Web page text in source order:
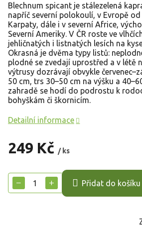
249 Kč / ks
cena:
+
− Přidat do košíku
Blechnum spicant je stálezelená
napříč severní polokoulí, v Evropě
Karpaty, dále i v severní Africe,
Severní Ameriky. V ČR roste ve
jehličnatých i listnatých lesích na
Okrasná je dvěma typy listů:
plodné se zvedají uprostřed a v létě
výtrusy dozrávají obvykle
50 cm, trs 30–50 cm na výšku a
zahradě se hodí do podrostu k
bohyškám či škornicím.
Detailní informace